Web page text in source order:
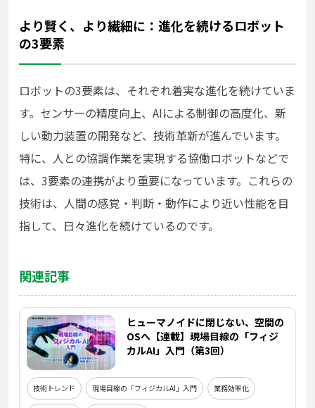
より賢く、より繊細に：進化を続けるロボット
の3要素
ロボットの3要素は、それぞれ着実な進化を続けていま
す。センサーの精度向上、AIによる制御の高度化、新
しい動力装置の開発など、技術革新が進んでいます。
特に、人との協調作業を実現する協働ロボットなどで
は、3要素の連携がより重要になっています。これらの
技術は、人間の感覚・判断・動作により近い性能を目
指して、日々進化を続けているのです。
関連記事
ヒューマノイドに閉じない、空間の
OSへ【連載】現場目線の「フィジ
カルAI」入門（第3回）
技術トレンド 現場目線の「フィジカルAI」入門 業務効率化